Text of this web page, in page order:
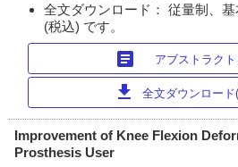
全文ダウンロード： 従量制、
(税込) です。
article アブストラク
download 全文ダウンロー
Improvement of Knee Flexion
Prosthesis User